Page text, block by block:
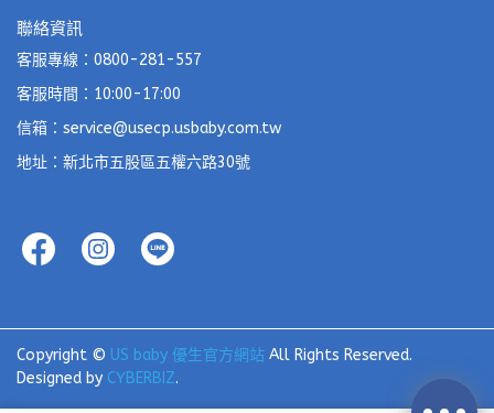
聯絡資訊
客服專線：0800-281-557
客服時間：10:00-17:00
信箱：service@usecp.usbaby.com.tw
地址：新北市五股區五權六路30號
Copyright © US baby 優生官方網站 All Rights Reserved.
Designed by CYBERBIZ.